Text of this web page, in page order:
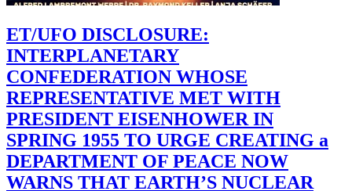
ET/UFO DISCLOSURE:
INTERPLANETARY
CONFEDERATION WHOSE
REPRESENTATIVE MET WITH
PRESIDENT EISENHOWER IN
SPRING 1955 TO URGE CREATING a
DEPARTMENT OF PEACE NOW
WARNS THAT EARTH’S NUCLEAR